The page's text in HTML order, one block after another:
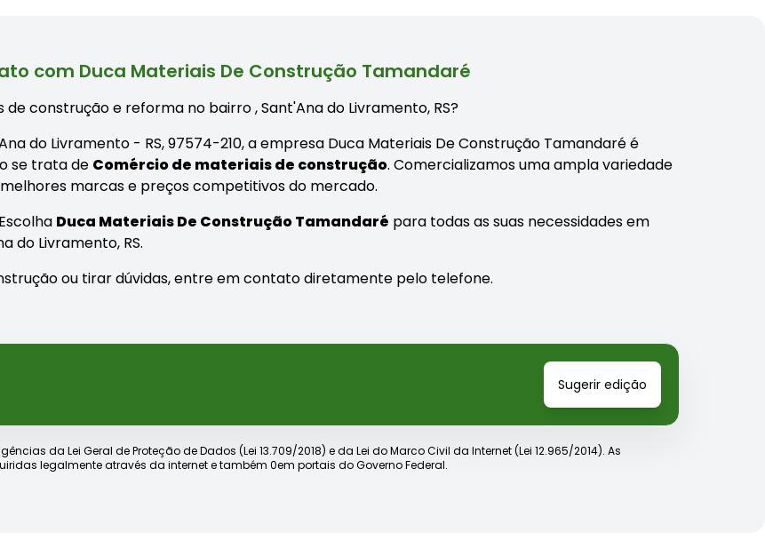
com Duca Materiais De Construção Tamandaré
de construção e reforma no bairro, Sant'Ana do Livramento, RS?
do Livramento - RS, 97574-210, a empresa Duca Materiais De Construção Tamandaré é
se trata de Comércio de materiais de construção. Comercializamos uma ampla variedade
marcas e preços competitivos do mercado.
Duca Materiais De Construção Tamandaré para todas as suas necessidades em
do Livramento, RS.
ou tirar dúvidas, entre em contato diretamente pelo telefone.
Sugerir edição
da Lei Geral de Proteção de Dados (Lei 13.709/2018) e da Lei do Marco Civil da Internet (Lei 12.965/2014). As
legalmente através da internet e também 0em portais do Governo Federal.